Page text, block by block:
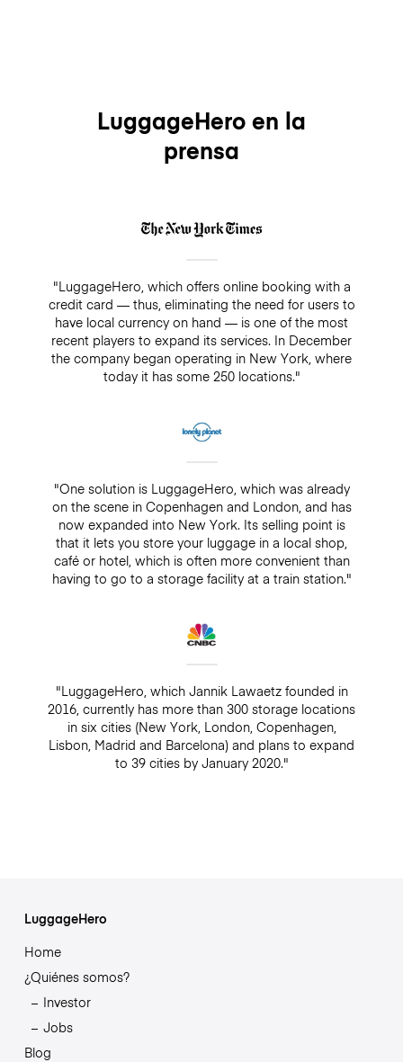
LuggageHero en la
prensa
"LuggageHero, which offers online booking with a
credit card — thus, eliminating the need for users to
have local currency on hand — is one of the most
recent players to expand its services. In December
the company began operating in New York, where
today it has some 250 locations."
"One solution is LuggageHero, which was already
on the scene in Copenhagen and London, and has
now expanded into New York. Its selling point is
that it lets you store your luggage in a local shop,
café or hotel, which is often more convenient than
having to go to a storage facility at a train station."
"LuggageHero, which Jannik Lawaetz founded in
2016, currently has more than 300 storage locations
in six cities (New York, London, Copenhagen,
Lisbon, Madrid and Barcelona) and plans to expand
to 39 cities by January 2020."
LuggageHero
Home
¿Quiénes somos?
Investor
Jobs
Blog